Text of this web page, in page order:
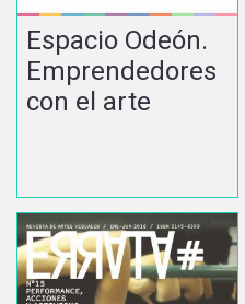
Espacio Odeón.
Emprendedores
con el arte